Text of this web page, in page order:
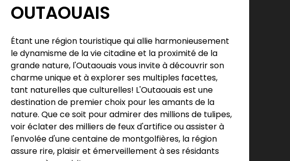
OUTAOUAIS
Étant une région touristique qui allie harmonieusement
le dynamisme de la vie citadine et la proximité de la
grande nature, l'Outaouais vous invite à découvrir son
charme unique et à explorer ses multiples facettes,
tant naturelles que culturelles! L'Outaouais est une
destination de premier choix pour les amants de la
nature. Que ce soit pour admirer des millions de tulipes,
voir éclater des milliers de feux d'artifice ou assister à
l'envolée d'une centaine de montgolfières, la région
assure rire, plaisir et émerveillement à ses résidants